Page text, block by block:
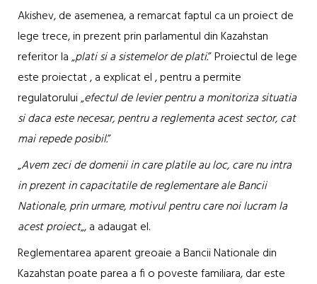
Akishev, de asemenea, a remarcat faptul ca un proiect de
lege trece, in prezent prin parlamentul din Kazahstan
referitor la „plati si a sistemelor de plati.” Proiectul de lege
este proiectat , a explicat el , pentru a permite
regulatorului „efectul de levier pentru a monitoriza situatia
si daca este necesar, pentru a reglementa acest sector, cat
mai repede posibil.”
„Avem zeci de domenii in care platile au loc, care nu intra
in prezent in capacitatile de reglementare ale Bancii
Nationale, prin urmare, motivul pentru care noi lucram la
acest proiect„, a adaugat el.
Reglementarea aparent greoaie a Bancii Nationale din
Kazahstan poate parea a fi o poveste familiara, dar este